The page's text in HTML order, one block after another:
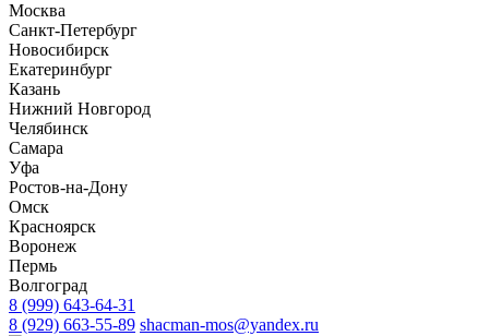
Москва
Санкт-Петербург
Новосибирск
Екатеринбург
Казань
Нижний Новгород
Челябинск
Самара
Уфа
Ростов-на-Дону
Омск
Красноярск
Воронеж
Пермь
Волгоград
8 (999) 643-64-31
8 (929) 663-55-89 shacman-mos@yandex.ru